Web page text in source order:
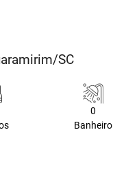
SC
0
Banheiro